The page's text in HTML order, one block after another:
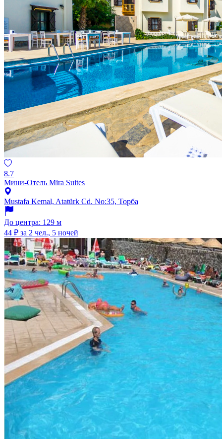
8.7
Мини-Отель Mira Suites
Mustafa Kemal, Atatürk Cd. No:35, Торба
До центра: 129 м
44 ₽ за 2 чел., 5 ночей